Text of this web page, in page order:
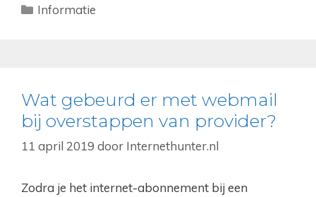
Categorieën
Informatie
Wat gebeurd er met webmail
bij overstappen van provider?
11 april 2019 door Internethunter.nl
Zodra je het internet-abonnement bij een